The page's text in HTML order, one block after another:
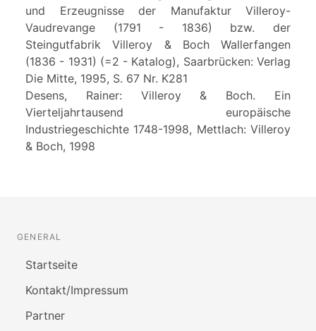
und Erzeugnisse der Manufaktur Villeroy-
Vaudrevange (1791 - 1836) bzw. der
Steingutfabrik Villeroy & Boch Wallerfangen
(1836 - 1931) (=2 - Katalog), Saarbrücken: Verlag
Die Mitte, 1995, S. 67 Nr. K281
Desens, Rainer: Villeroy & Boch. Ein
Vierteljahrtausend europäische
Industriegeschichte 1748-1998, Mettlach: Villeroy
& Boch, 1998
GENERAL
Startseite
Kontakt/Impressum
Partner